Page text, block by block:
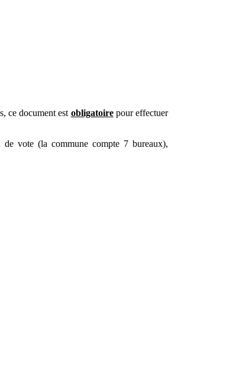
ce document est obligatoirepour effectuer
vote (la commune compte 7 bureaux),